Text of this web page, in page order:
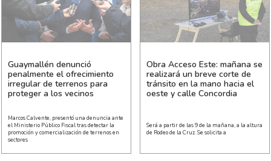
Guaymallén denunció
penalmente el ofrecimiento
irregular de terrenos para
proteger a los vecinos
Marcos Calvente, presentó una denuncia ante
el Ministerio Público Fiscal tras detectar la
promoción y comercialización de terrenos en
sectores
Obra Acceso Este: mañana se
realizará un breve corte de
tránsito en la mano hacia el
oeste y calle Concordia
Será a partir de las 9 de la mañana, a la altura
de Rodeo de la Cruz. Se solicita a